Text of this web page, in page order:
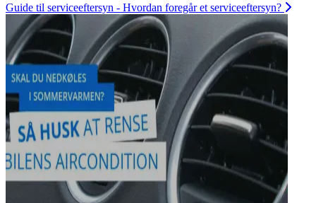
Guide til serviceeftersyn - Hvordan foregår et serviceeftersyn?